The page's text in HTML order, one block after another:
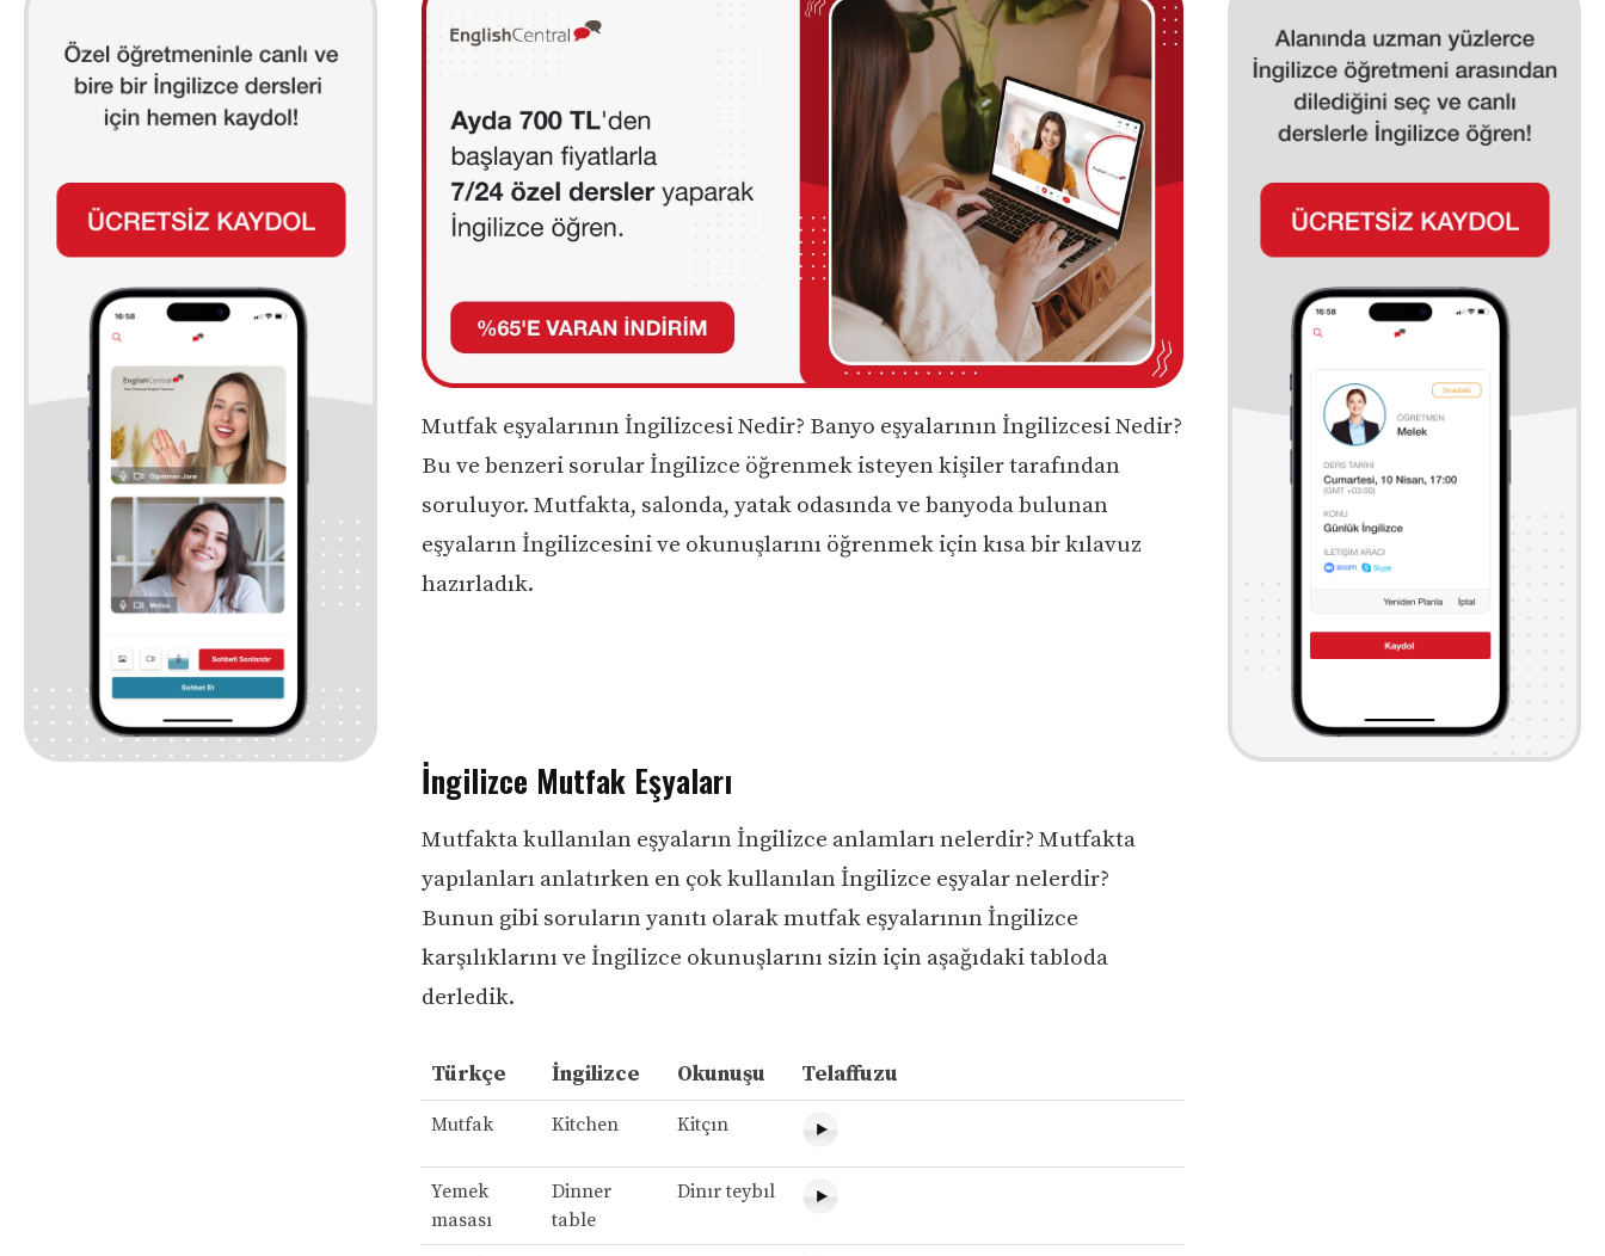
Mutfak eşyalarının İngilizcesi Nedir? Banyo eşyalarının İngilizcesi Nedir?
Bu ve benzeri sorular İngilizce öğrenmek isteyen kişiler tarafından
soruluyor. Mutfakta, salonda, yatak odasında ve banyoda bulunan
eşyaların İngilizcesini ve okunuşlarını öğrenmek için kısa bir kılavuz
hazırladık.
İngilizce Mutfak Eşyaları
Mutfakta kullanılan eşyaların İngilizce anlamları nelerdir? Mutfakta
yapılanları anlatırken en çok kullanılan İngilizce eşyalar nelerdir?
Bunun gibi soruların yanıtı olarak mutfak eşyalarının İngilizce
karşılıklarını ve İngilizce okunuşlarını sizin için aşağıdaki tabloda
derledik.
Türkçe İngilizce Okunuşu Telaffuzu
Mutfak Kitchen Kitçın
Yemek
masası
Dinner
table
Dinır teybıl